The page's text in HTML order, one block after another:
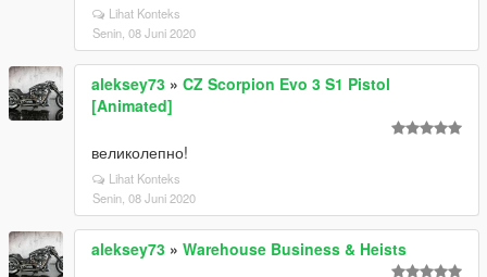
Lihat Konteks
Senin, 08 Juni 2020
aleksey73 » CZ Scorpion Evo 3 S1 Pistol
[Animated]
великолепно!
Lihat Konteks
Senin, 08 Juni 2020
aleksey73 » Warehouse Business & Heists